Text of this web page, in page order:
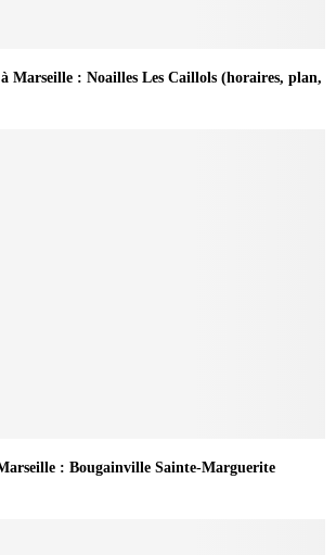
Marseille : Noailles Les Caillols (horaires, plan,
: Bougainville Sainte-Marguerite